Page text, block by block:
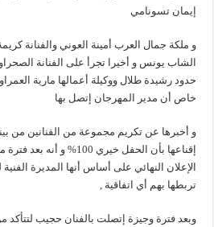
إيمان تسونامي
و ملكة جمال العرب أمينة العوني والفنانة
الشاب يونس و أخيرا تجرأ على الفنانة
حدود رشيدة طلال ووكيلة أعمالها مارية
خاص أن مدير المهرجان إتصل بها
و أخبرها عن تكريم مجموعة من الفنانين من
إقناعها بأن الحفل خيري
الإعلان النهائي على أساس أنها المديرة
تربطها بهم أي اتفاقية ,
وبعد فترة وجيزة إتصلت بالفنان حجيب